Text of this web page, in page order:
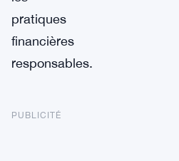
pratiques
financières
responsables.
PUBLICITÉ